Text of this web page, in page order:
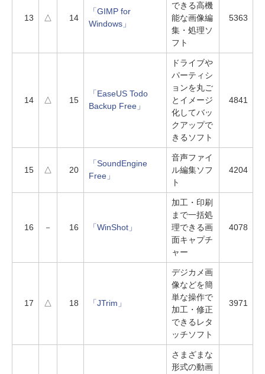
13 △ 14
「GIMP for
Windows」
できる高機
能な画像編
集・処理ソ
フト
5363
14 △ 15
「EaseUS Todo
Backup Free」
ドライブや
パーティシ
ョンを丸ご
とイメージ
化してバッ
クアップで
きるソフト
4841
15 △ 20
「SoundEngine
Free」
音声ファイ
ル編集ソフ
ト
4204
16 － 16 「WinShot」
加工・印刷
まで一括処
理できる画
面キャプチ
ャー
4078
17 △ 18 「JTrim」
デジカメ画
像などを簡
単な操作で
加工・修正
できるレタ
ッチソフト
3971
さまざまな
形式の動画